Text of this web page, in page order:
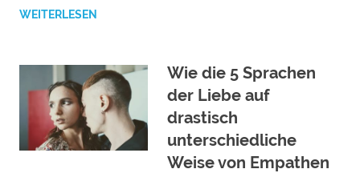
WEITERLESEN
Wie die 5 Sprachen
der Liebe auf
drastisch
unterschiedliche
Weise von Empathen